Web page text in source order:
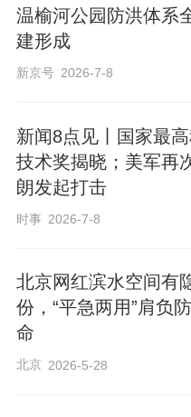
温榆河公园防洪体系
建形成
新京号 2026-7-8
新闻8点见丨国家最
技术奖揭晓；美军再
朗发起打击
时事 2026-7-8
北京网红滨水空间有
份，“平急两用”肩负
命
北京 2026-5-28